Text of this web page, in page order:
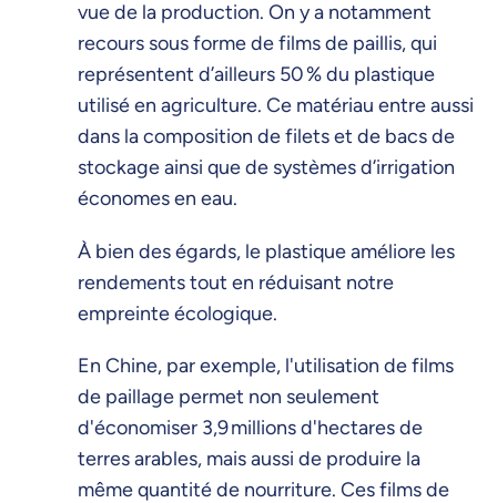
vue de la production. On y a notamment
recours sous forme de films de paillis, qui
représentent d’ailleurs 50 % du plastique
utilisé en agriculture. Ce matériau entre aussi
dans la composition de filets et de bacs de
stockage ainsi que de systèmes d’irrigation
économes en eau.
À bien des égards, le plastique améliore les
rendements tout en réduisant notre
empreinte écologique.
En Chine, par exemple, l'utilisation de films
de paillage permet non seulement
d'économiser 3,9 millions d'hectares de
terres arables, mais aussi de produire la
même quantité de nourriture. Ces films de